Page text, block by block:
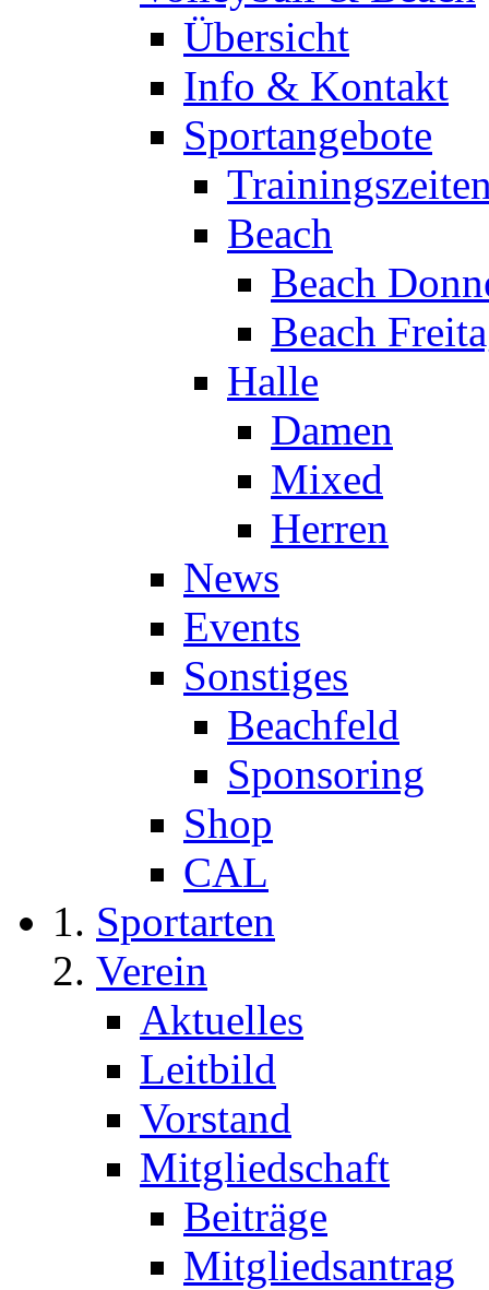
Übersicht
Info & Kontakt
Sportangebote
Beach
Beach
Beach
Halle
Damen
Mixed
Herren
News
Events
Sonstiges
Beachfeld
Sponsoring
Shop
CAL
Sportarten
Verein
Aktuelles
Leitbild
Vorstand
Mitgliedschaft
Beiträge
Mitgliedsantrag